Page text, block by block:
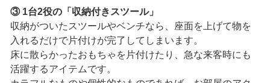
③ 1台2役の「収納付きスツール」
収納がついたスツールやベンチなら、座面を上げて物を
入れるだけで片付けが完了してしまいます。
床に散らかったおもちゃを片付けたり、急な来客時にも
活躍するアイテムです。